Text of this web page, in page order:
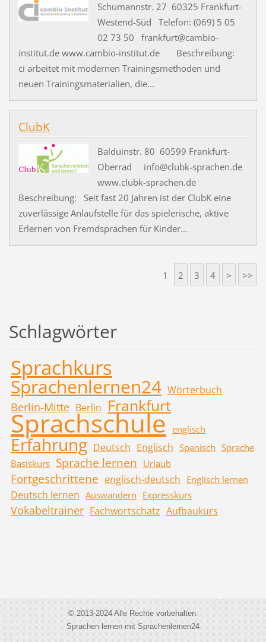
Schumannstr. 27 60325 Frankfurt-
Westend-Süd Telefon: (069) 5 05
02 73 50 frankfurt@cambio-
institut.de www.cambio-institut.de Beschreibung:
ci arbeitet mit modernen Trainingsmethoden und
neuen Trainingsmaterialien, die...
ClubK
Balduinstr. 80 60599 Frankfurt-
Oberrad info@clubk-sprachen.de
www.clubk-sprachen.de
Beschreibung: Seit fast 20 Jahren ist der ClubK eine
zuverlässige Anlaufstelle für das spielerische, aktive
Erlernen von Fremdsprachen für Kinder...
1 2 3 4 > >>
Schlagwörter
Sprachkurs
Sprachenlernen24 Wörterbuch
Berlin-Mitte Berlin Frankfurt
Sprachschule englisch
Erfahrung Deutsch Englisch Spanisch Sprache
Basiskurs Sprache lernen Urlaub
Fortgeschrittene englisch-deutsch Englisch lernen
Deutsch lernen Auswandern Expresskurs
Vokabeltrainer Fachwortschatz Aufbaukurs
© 2013-2024 Alle Rechte vorbehalten.
Sprachen lernen mit Sprachenlernen24